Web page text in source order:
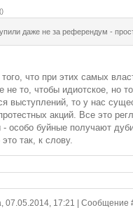
()
даже не за референдум -
того, что при этих самых
не то, чтобы идиотское, но
выступлений, то у нас
акций. Все это
- особо буйные получают
так, к слову.
07.05.2014, 17:21 | Сообщение